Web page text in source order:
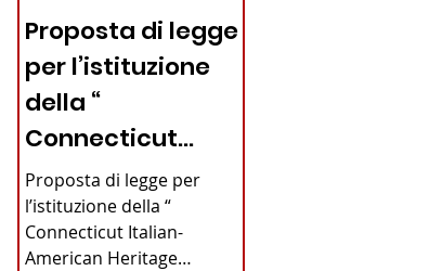
Proposta di legge
per l’istituzione
della “
Connecticut
Italian-American
Heritage
Commission”
Proposta di legge per
l’istituzione della “
Connecticut Italian-
American Heritage